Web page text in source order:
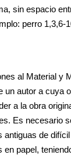
sin espacio
perro 1,3,6-
al Material y
un autor a cuya
a la obra
Es necesario
antiguas de
papel,